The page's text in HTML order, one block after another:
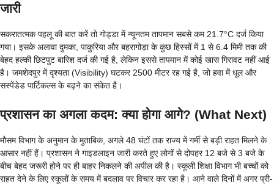
जारी
सकरातत्मक पहलू की बात करें तो गोड्डा में न्यूनतम तापमान सबसे कम 21.7°C दर्ज किया
गया। इसके अलावा दुमका, पाकुरिया और बहरागोड़ा के कुछ हिस्सों में 1 से 6.4 मिमी तक की
बेहद हल्की छिटपुट बारिश दर्ज की गई है, लेकिन इससे तापमान में कोई खास गिरावट नहीं आई
है। जमशेदपुर में दृश्यता (Visibility) घटकर 2500 मीटर रह गई है, जो हवा में धूल और
सस्पेंडेड पार्टिकल्स के बढ़ने का संकेत है।
प्रशासन का अगला कदम: क्या होगा आगे? (What Next)
मौसम विभाग के अनुमान के मुताबिक, अगले 48 घंटों तक राज्य में गर्मी से बड़ी राहत मिलने के
आसार नहीं हैं। प्रशासन ने गाइडलाइन जारी करते हुए लोगों से दोपहर 12 बजे से 3 बजे के
बीच बेहद जरूरी होने पर ही बाहर निकलने की अपील की है। स्कूली शिक्षा विभाग भी बच्चों को
राहत देने के लिए स्कूलों के समय में बदलाव पर विचार कर रहा है। आने वाले दिनों में अगर प्री-